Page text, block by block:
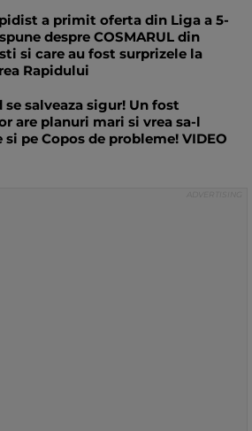
a primit oferta din Liga a 5-
despre COSMARUL din
si care au fost surprizele la
Rapidului
se salveaza sigur! Un fost
are planuri mari si vrea sa-l
si pe Copos de probleme! VIDEO